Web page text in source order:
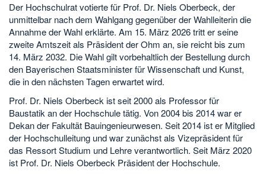
Der Hochschulrat votierte für Prof. Dr. Niels Oberbeck, der
unmittelbar nach dem Wahlgang gegenüber der Wahlleiterin die
Annahme der Wahl erklärte. Am 15. März 2026 tritt er seine
zweite Amtszeit als Präsident der Ohm an, sie reicht bis zum
14. März 2032. Die Wahl gilt vorbehaltlich der Bestellung durch
den Bayerischen Staatsminister für Wissenschaft und Kunst,
die in den nächsten Tagen erwartet wird.
Prof. Dr. Niels Oberbeck ist seit 2000 als Professor für
Baustatik an der Hochschule tätig. Von 2004 bis 2014 war er
Dekan der Fakultät Bauingenieurwesen. Seit 2014 ist er Mitglied
der Hochschulleitung und war zunächst als Vizepräsident für
das Ressort Studium und Lehre verantwortlich. Seit März 2020
ist Prof. Dr. Niels Oberbeck Präsident der Hochschule.